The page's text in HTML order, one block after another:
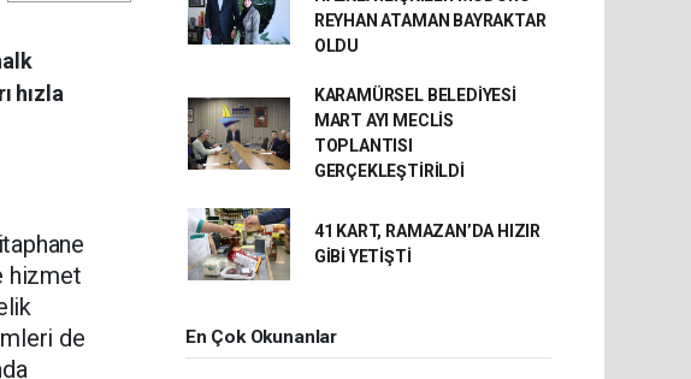
hızla
hizmet
de
REYHAN ATAMAN BAYRAKTAR
OLDU
KARAMÜRSEL BELEDİYESİ
MART AYI MECLİS
TOPLANTISI
GERÇEKLEŞTİRİLDİ
41 KART, RAMAZAN’DA HIZIR
GİBİ YETİŞTİ
En Çok Okunanlar